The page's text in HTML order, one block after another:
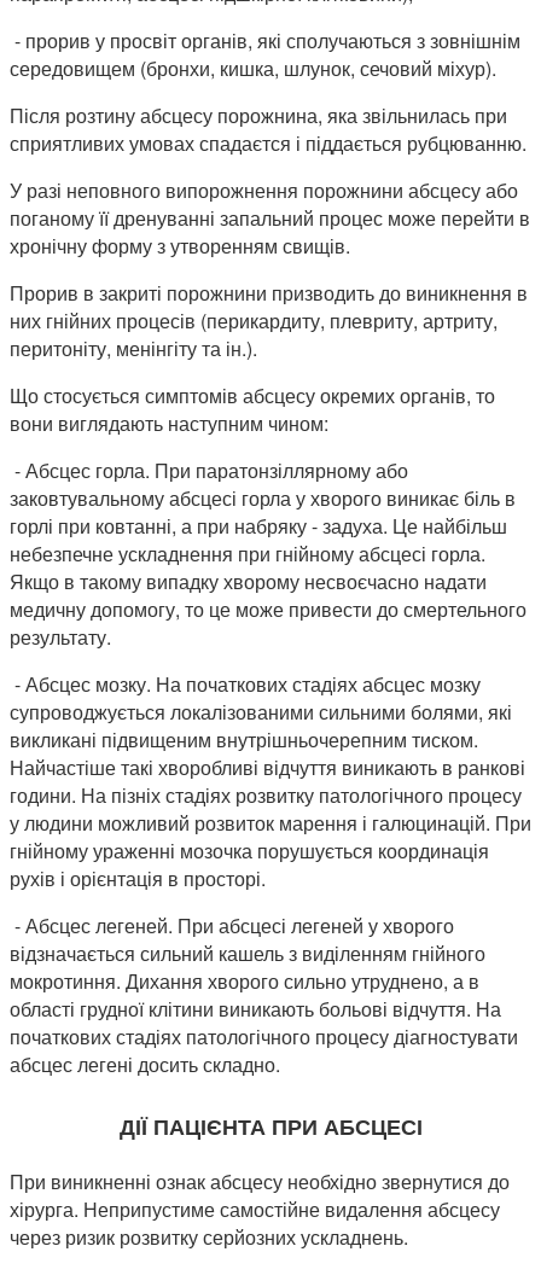
- прорив у просвіт органів, які сполучаються з зовнішнім
середовищем (бронхи, кишка, шлунок, сечовий міхур).
Після розтину абсцесу порожнина, яка звільнилась при
сприятливих умовах спадаєтся і піддається рубцюванню.
У разі неповного випорожнення порожнини абсцесу або
поганому її дренуванні запальний процес може перейти в
хронічну форму з утворенням свищів.
Прорив в закриті порожнини призводить до виникнення в
них гнійних процесів (перикардиту, плевриту, артриту,
перитоніту, менінгіту та ін.).
Що стосується симптомів абсцесу окремих органів, то
вони виглядають наступним чином:
- Абсцес горла. При паратонзіллярному або
заковтувальному абсцесі горла у хворого виникає біль в
горлі при ковтанні, а при набряку - задуха. Це найбільш
небезпечне ускладнення при гнійному абсцесі горла.
Якщо в такому випадку хворому несвоєчасно надати
медичну допомогу, то це може привести до смертельного
результату.
- Абсцес мозку. На початкових стадіях абсцес мозку
супроводжується локалізованими сильними болями, які
викликані підвищеним внутрішньочерепним тиском.
Найчастіше такі хворобливі відчуття виникають в ранкові
години. На пізніх стадіях розвитку патологічного процесу
у людини можливий розвиток марення і галюцинацій. При
гнійному ураженні мозочка порушується координація
рухів і орієнтація в просторі.
- Абсцес легеней. При абсцесі легеней у хворого
відзначається сильний кашель з виділенням гнійного
мокротиння. Дихання хворого сильно утруднено, а в
області грудної клітини виникають больові відчуття. На
початкових стадіях патологічного процесу діагностувати
абсцес легені досить складно.
ДІЇ ПАЦІЄНТА ПРИ АБСЦЕСІ
При виникненні ознак абсцесу необхідно звернутися до
хірурга. Неприпустиме самостійне видалення абсцесу
через ризик розвитку серйозних ускладнень.